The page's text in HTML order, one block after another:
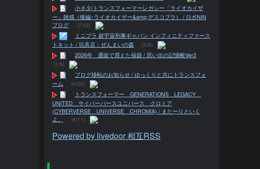
小ネタ/トランスフォーマーレガシー「ライオカイザ
ー」雑感（後編･ライオカイザー&amp;デスコブラ） / ロボNIN
ブログ
(7/23)
ミニプラ 超宇宙刑事ギャバン インフィニティファース
トキット / 玩具店：ぜんまいの森
(3/6)
2026年 通販で買えた福袋 / 思い出の記憶帳Ver2
(1/5)
ブログ移転のお知らせ / ゆっくりと共にトランスフォ
ーム
(4/20)
トランスフォーマー GENERATIONS LEGACY
UNITED サイバーバースユニバース クロミア
(CYBERVERSE UNIVERSE CHROMIA) / またーりといく
よ。
(4/11)
Powered by livedoor 相互RSS